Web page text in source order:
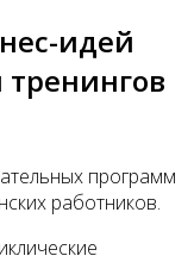
идей
программ
работников.